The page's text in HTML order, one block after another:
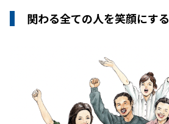
関わる全ての人を笑顔にする